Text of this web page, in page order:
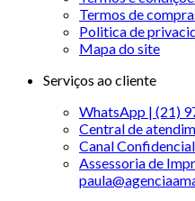
Termos de
Politica de
Mapa do site
Serviços ao cliente
WhatsApp | (21)
Central de
Canal Confidencial
Assessoria de